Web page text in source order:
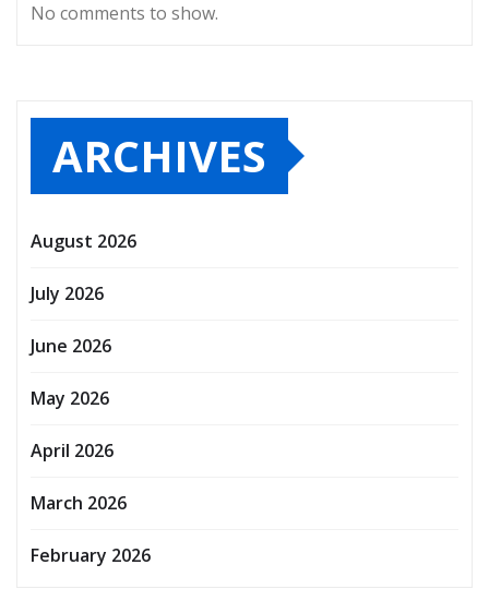
No comments to show.
ARCHIVES
August 2026
July 2026
June 2026
May 2026
April 2026
March 2026
February 2026